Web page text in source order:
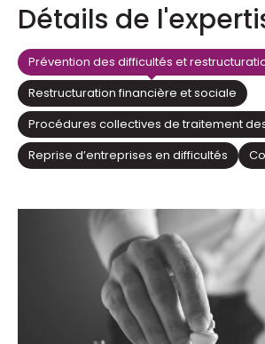
Détails de
Prévention des difficultés et
Restructuration financière et sociale
Procédures collectives de traitement
Reprise d’entreprises en difficultés